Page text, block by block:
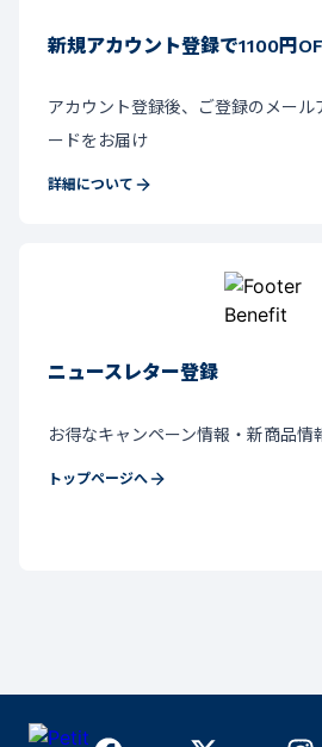
新規アカウント登録で1100円
アカウント登録後、ご登録のメール
ードをお届け
詳細について
ニュースレター登録
お得なキャンペーン情報・新商品情
トップページへ